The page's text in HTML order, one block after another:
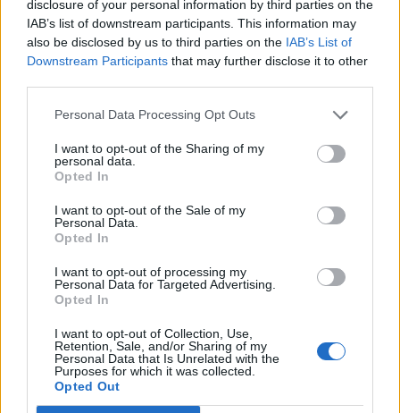
disclosure of your personal information by third parties on the
IAB’s list of downstream participants. This information may
also be disclosed by us to third parties on the IAB’s List of
Downstream Participants that may further disclose it to other
Personal Data Processing Opt Outs
I want to opt-out of the Sharing of my
personal data.
Opted In
I want to opt-out of the Sale of my
Personal Data.
Opted In
I want to opt-out of processing my
Personal Data for Targeted Advertising.
Opted In
I want to opt-out of Collection, Use,
Retention, Sale, and/or Sharing of my
Personal Data that Is Unrelated with the
Purposes for which it was collected.
Opted Out
μάθετε πρώτοι τα πιο hot νέα.
Ακολουθήστε το Pink.gr και στοInstagram